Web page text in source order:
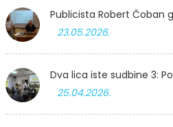
Publicista Robert Čoban
23.05.2026.
Dva lica iste sudbine 3:
25.04.2026.